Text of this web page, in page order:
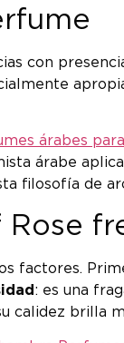
con
árabes
árabe
filosofía de
factores.
: es una
calidez brilla